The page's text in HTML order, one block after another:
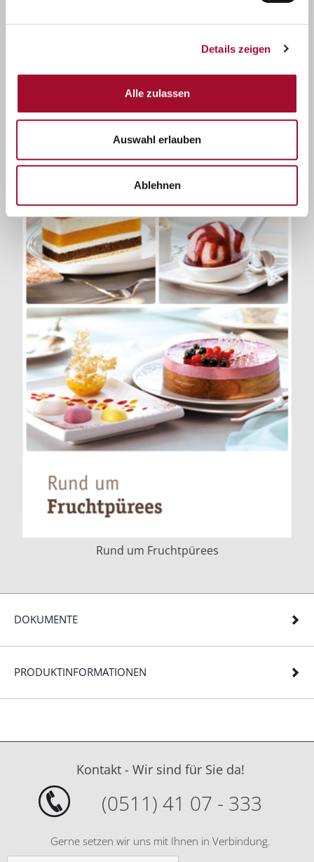
Details zeigen
Alle zulassen
Auswahl erlauben
Ablehnen
Capfruit Produktsortiment
Rund um Fruchtpürees
DOKUMENTE
PRODUKTINFORMATIONEN
Kontakt - Wir sind für Sie da!
(0511) 41 07 - 333
Gerne setzen wir uns mit Ihnen in Verbindung.